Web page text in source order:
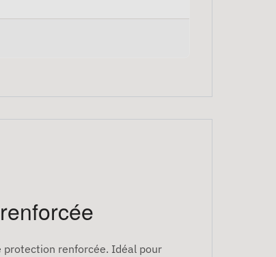
protection renforcée. Idéal pour